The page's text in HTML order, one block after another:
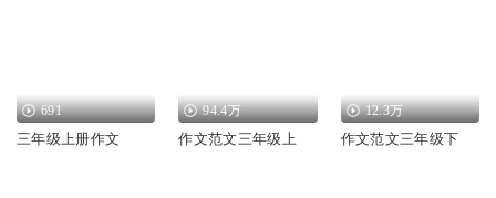
691
三年级上册作文
94.4万
作文范文三年级上
12.3万
作文范文三年级下